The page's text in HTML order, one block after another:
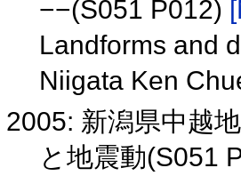
−−(S051 P012)
Landforms and
Niigata Ken
2005: 新潟県中越
と地震動(S051